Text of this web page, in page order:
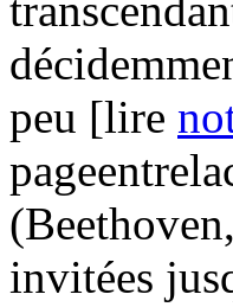
peu [lire
invitées